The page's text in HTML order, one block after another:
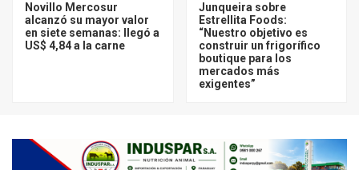
Novillo Mercosur
alcanzó su mayor valor
en siete semanas: llegó a
US$ 4,84 a la carne
Junqueira sobre
Estrellita Foods:
“Nuestro objetivo es
construir un frigorífico
boutique para los
mercados más
exigentes”